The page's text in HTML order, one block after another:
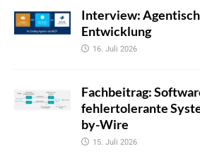
Interview:
Entwicklung
16. Juli 2026
Fachbeitrag:
fehlertolerante
by-Wire
15. Juli 2026